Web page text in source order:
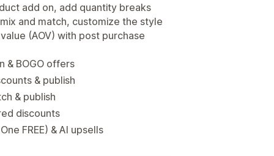
add on, add quantity breaks
and match, customize the style
(AOV) with post purchase
& BOGO offers
& publish
& publish
discounts
FREE) & AI upsells